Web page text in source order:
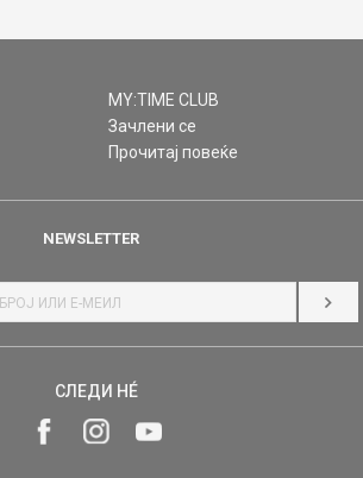
MY:TIME CLUB
Зачлени се
Прочитај повеќе
NEWSLETTER
СЛЕДИ НÉ